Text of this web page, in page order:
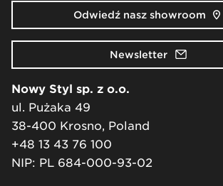
Odwiedź nasz showroom
Newsletter
Nowy Styl sp. z o.o.
ul. Pużaka 49
38-400 Krosno, Poland
+48 13 43 76 100
NIP: PL 684-000-93-02